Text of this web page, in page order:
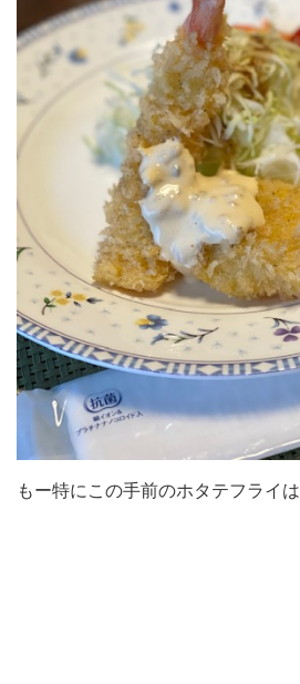
もー特にこの手前のホタテフライは